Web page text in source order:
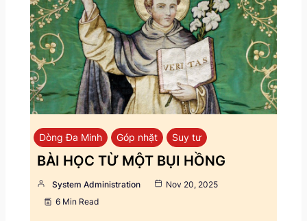
Dòng Đa Minh Góp nhặt Suy tư
BÀI HỌC TỪ MỘT BỤI HỒNG
System Administration
Nov 20, 2025
6 Min Read